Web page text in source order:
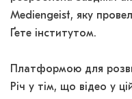
Mediengeist, яку
Ґете інститутом.
Платформою для
Річ у тім, що відео у